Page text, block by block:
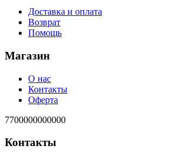
Доставка и оплата
Возврат
Помощь
Магазин
О нас
Контакты
Оферта
7700000000000
Контакты